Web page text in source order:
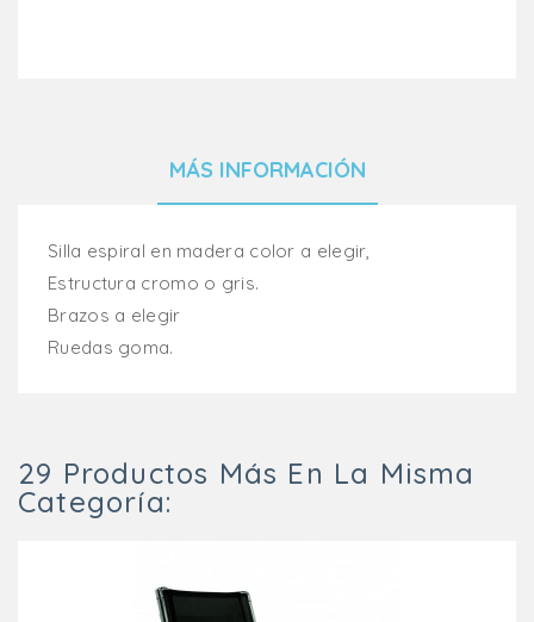
MÁS INFORMACIÓN
Silla espiral en madera color a elegir,
Estructura cromo o gris.
Brazos a elegir
Ruedas goma.
29 Productos Más En La Misma
Categoría: